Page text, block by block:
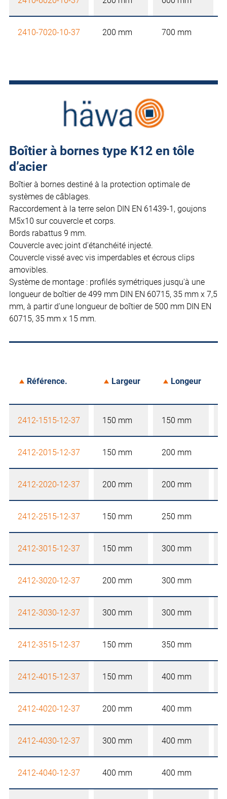
2410-7020-10-37 200 mm 700 mm
Boîtier à bornes type K12 en tôle
d’acier
Boîtier à bornes destiné à la protection optimale de
systèmes de câblages.
Raccordement à la terre selon DIN EN 61439-1, goujons
M5x10 sur couvercle et corps.
Bords rabattus 9 mm.
Couvercle avec joint d'étanchéité injecté.
Couvercle vissé avec vis imperdables et écrous clips
amovibles.
Système de montage : profilés symétriques jusqu'à une
longueur de boîtier de 499 mm DIN EN 60715, 35 mm x 7,5
mm, à partir d'une longueur de boîtier de 500 mm DIN EN
60715, 35 mm x 15 mm.
Référence. Largeur Longeur
2412-1515-12-37 150 mm 150 mm
2412-2015-12-37 150 mm 200 mm
2412-2020-12-37 200 mm 200 mm
2412-2515-12-37 150 mm 250 mm
2412-3015-12-37 150 mm 300 mm
2412-3020-12-37 200 mm 300 mm
2412-3030-12-37 300 mm 300 mm
2412-3515-12-37 150 mm 350 mm
2412-4015-12-37 150 mm 400 mm
2412-4020-12-37 200 mm 400 mm
2412-4030-12-37 300 mm 400 mm
2412-4040-12-37 400 mm 400 mm